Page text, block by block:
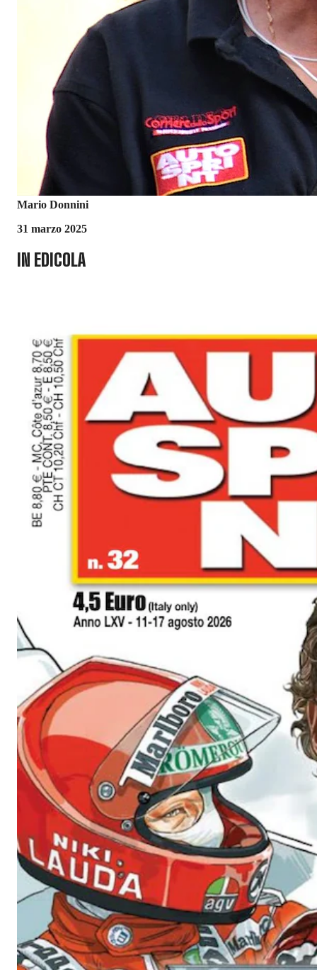
Mario Donnini
31 marzo 2025
IN EDICOLA